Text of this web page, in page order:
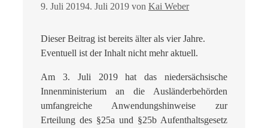
9. Juli 20194. Juli 2019 von Kai Weber
Dieser Beitrag ist bereits älter als vier Jahre.
Eventuell ist der Inhalt nicht mehr aktuell.
Am 3. Juli 2019 hat das niedersächsische
Innenministerium an die Ausländerbehörden
umfangreiche Anwendungshinweise zur
Erteilung des §25a und §25b Aufenthaltsgesetz